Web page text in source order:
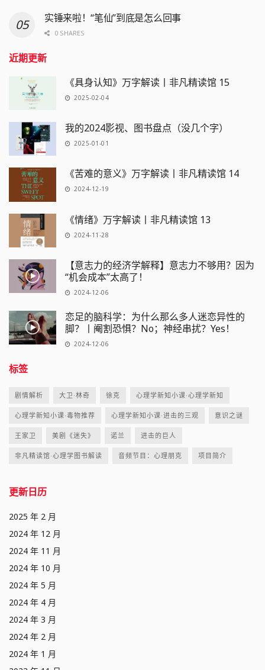
实锤来啦！“笔仙”到底是怎么回事
0 SHARES
近期更新
《具身认知》万字解读丨非凡精读馆 15
2025-02-04
我的2024影视、图书盘点（没几个字）
2025-01-01
《苦难的意义》万字解读丨非凡精读馆 14
2024-12-19
《情绪》万字解读丨非凡精读馆 13
2024-11-28
【意志力的经济学解释】意志力不够用？因为
“机会成本”太高了！
2024-12-06
恋足的脑科学：为什么那么多人迷恋异性的
脚？丨阉割恐惧？No；神经串扰？Yes！
2024-12-06
标签
剧情解析 大卫·林奇 徐克 心理学新知小课·心理学新知
心理学新知小课·毒物推荐 心理学新知小课·进击的三观 意识之谜
王家卫 美剧《迷失》 诺兰 进击的巨人
非凡精读馆·心理学图书解读 音频节目：心理朋克 项目简介
更新日历
2025 年 2 月
2024 年 12 月
2024 年 11 月
2024 年 10 月
2024 年 5 月
2024 年 4 月
2024 年 3 月
2024 年 2 月
2024 年 1 月